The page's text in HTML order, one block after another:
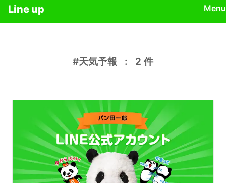
Line up Menu
#天気予報 : 2 件